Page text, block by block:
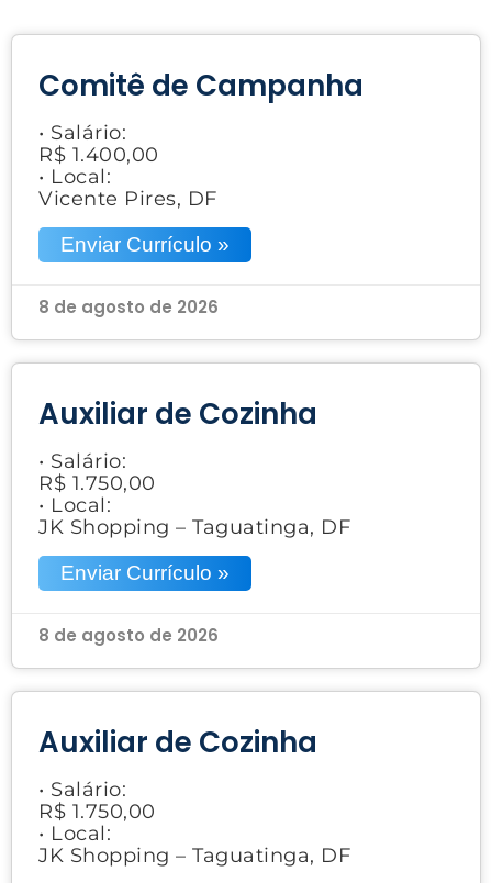
Comitê de Campanha
• Salário:
R$ 1.400,00
• Local:
Vicente Pires, DF
Enviar Currículo »
8 de agosto de 2026
Auxiliar de Cozinha
• Salário:
R$ 1.750,00
• Local:
JK Shopping – Taguatinga, DF
Enviar Currículo »
8 de agosto de 2026
Auxiliar de Cozinha
• Salário:
R$ 1.750,00
• Local:
JK Shopping – Taguatinga, DF